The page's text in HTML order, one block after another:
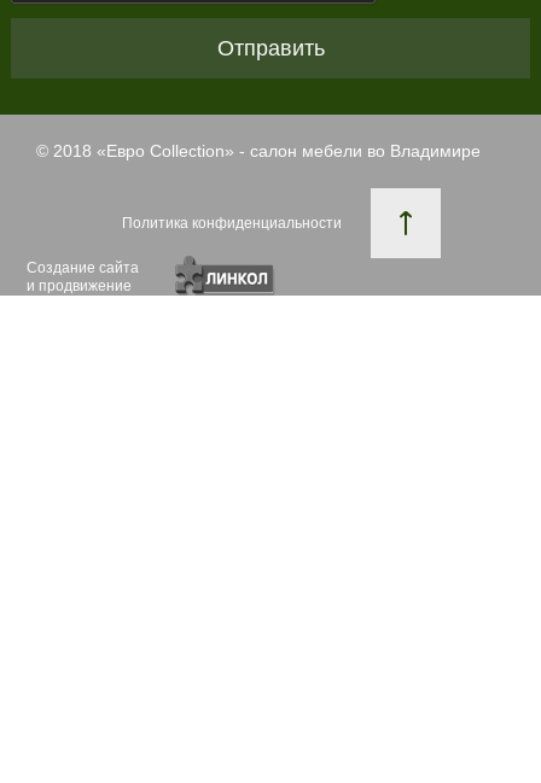
Отправить
© 2018 «Евро Collection» - салон мебели во Владимире
Политика конфиденциальности
Создание сайта
и продвижение